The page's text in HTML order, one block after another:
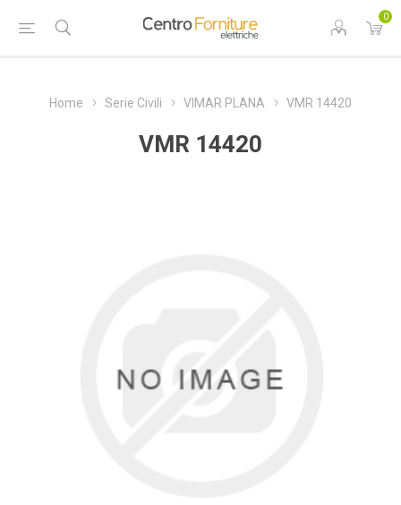
0
Home Serie Civili VIMAR PLANA VMR 14420
VMR 14420